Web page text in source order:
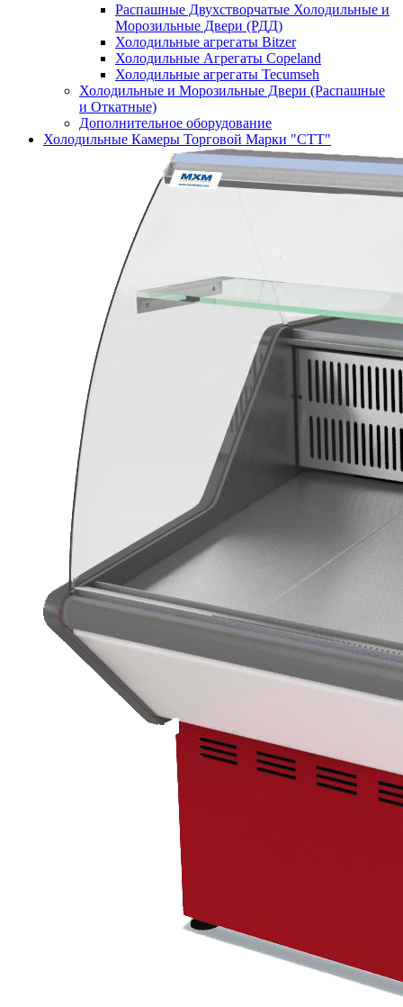
Распашные Двухстворчатые Холодильные и
Морозильные Двери (РДД)
Холодильные агрегаты Bitzer
Холодильные Агрегаты Copeland
Холодильные агрегаты Tecumseh
Холодильные и Морозильные Двери (Распашные
и Откатные)
Дополнительное оборудование
Холодильные Камеры Торговой Марки "СТТ"